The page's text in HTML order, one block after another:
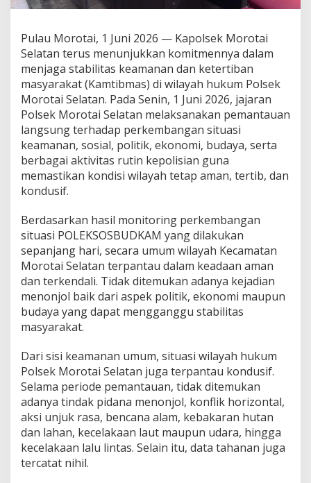
a
u
L
a
n
g
s
u
n
g
S
i
a
s
K
a
m
t
i
b
s
,
P
e
n
y
e
e
Pulau Morotai, 1 Juni 2026 — Kapolsek Morotai
Selatan terus menunjukkan komitmennya dalam
menjaga stabilitas keamanan dan ketertiban
masyarakat (Kamtibmas) di wilayah hukum Polsek
Morotai Selatan. Pada Senin, 1 Juni 2026, jajaran
Polsek Morotai Selatan melaksanakan pemantauan
langsung terhadap perkembangan situasi
keamanan, sosial, politik, ekonomi, budaya, serta
berbagai aktivitas rutin kepolisian guna
memastikan kondisi wilayah tetap aman, tertib, dan
kondusif.
Berdasarkan hasil monitoring perkembangan
situasi POLEKSOSBUDKAM yang dilakukan
sepanjang hari, secara umum wilayah Kecamatan
Morotai Selatan terpantau dalam keadaan aman
dan terkendali. Tidak ditemukan adanya kejadian
menonjol baik dari aspek politik, ekonomi maupun
budaya yang dapat mengganggu stabilitas
masyarakat.
Dari sisi keamanan umum, situasi wilayah hukum
Polsek Morotai Selatan juga terpantau kondusif.
Selama periode pemantauan, tidak ditemukan
adanya tindak pidana menonjol, konflik horizontal,
aksi unjuk rasa, bencana alam, kebakaran hutan
dan lahan, kecelakaan laut maupun udara, hingga
kecelakaan lalu lintas. Selain itu, data tahanan juga
tercatat nihil.